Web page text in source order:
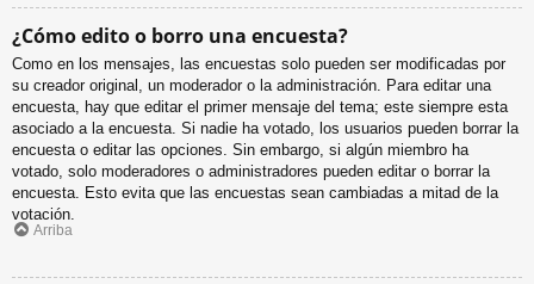
¿Cómo edito o borro una encuesta?
Como en los mensajes, las encuestas solo pueden ser modificadas por
su creador original, un moderador o la administración. Para editar una
encuesta, hay que editar el primer mensaje del tema; este siempre esta
asociado a la encuesta. Si nadie ha votado, los usuarios pueden borrar la
encuesta o editar las opciones. Sin embargo, si algún miembro ha
votado, solo moderadores o administradores pueden editar o borrar la
encuesta. Esto evita que las encuestas sean cambiadas a mitad de la
votación.
Arriba